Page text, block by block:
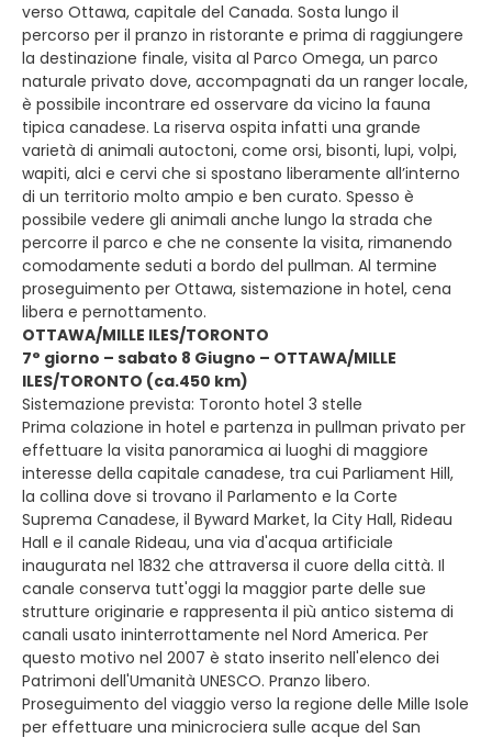
verso Ottawa, capitale del Canada. Sosta lungo il
percorso per il pranzo in ristorante e prima di raggiungere
la destinazione finale, visita al Parco Omega, un parco
naturale privato dove, accompagnati da un ranger locale,
è possibile incontrare ed osservare da vicino la fauna
tipica canadese. La riserva ospita infatti una grande
varietà di animali autoctoni, come orsi, bisonti, lupi, volpi,
wapiti, alci e cervi che si spostano liberamente all’interno
di un territorio molto ampio e ben curato. Spesso è
possibile vedere gli animali anche lungo la strada che
percorre il parco e che ne consente la visita, rimanendo
comodamente seduti a bordo del pullman. Al termine
proseguimento per Ottawa, sistemazione in hotel, cena
libera e pernottamento.
OTTAWA/MILLE ILES/TORONTO
7° giorno – sabato 8 Giugno – OTTAWA/MILLE
ILES/TORONTO (ca.450 km)
Sistemazione prevista: Toronto hotel 3 stelle
Prima colazione in hotel e partenza in pullman privato per
effettuare la visita panoramica ai luoghi di maggiore
interesse della capitale canadese, tra cui Parliament Hill,
la collina dove si trovano il Parlamento e la Corte
Suprema Canadese, il Byward Market, la City Hall, Rideau
Hall e il canale Rideau, una via d'acqua artificiale
inaugurata nel 1832 che attraversa il cuore della città. Il
canale conserva tutt'oggi la maggior parte delle sue
strutture originarie e rappresenta il più antico sistema di
canali usato ininterrottamente nel Nord America. Per
questo motivo nel 2007 è stato inserito nell'elenco dei
Patrimoni dell'Umanità UNESCO. Pranzo libero.
Proseguimento del viaggio verso la regione delle Mille Isole
per effettuare una minicrociera sulle acque del San